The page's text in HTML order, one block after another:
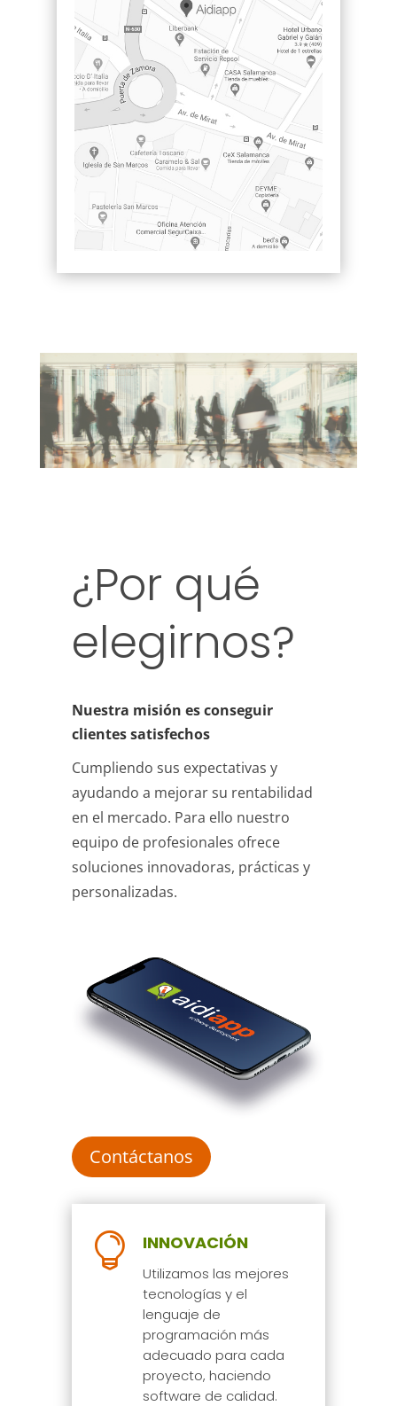
¿Por qué
elegirnos?
Nuestra misión es conseguir
clientes satisfechos
Cumpliendo sus expectativas y
ayudando a mejorar su rentabilidad
en el mercado. Para ello nuestro
equipo de profesionales ofrece
soluciones innovadoras, prácticas y
personalizadas.
Contáctanos
 INNOVACIÓN
Utilizamos las mejores
tecnologías y el
lenguaje de
programación más
adecuado para cada
proyecto, haciendo
software de calidad.